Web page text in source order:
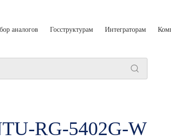
аналогов Госструктурам Интеграторам
RG-5402G-W